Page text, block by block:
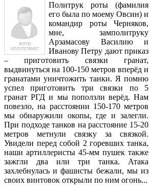
Политрук роты (фамилия
его была по моему Овсин) и
командир роты Черняков,
мне, замполитруку
Арзамасову Василию и
Иванову Петру дают приказ
– приготовить связки гранат,
выдвинуться на 100-150 метров вперёд и
гранатами уничтожить танки. Я помню
успел приготовить три связки по 5
гранат РГД и мы поползли верёд. Нам
повезло, на расстоянии 150-170 метров
мы обнаружили окопы, где и залегли.
При подходе танков на расстояние 15-20
метров метнули связку за связкой.
Увидели перед собой 2 горевших танка,
наши артиллеристы 45-мм пушек также
зажгли два или три танка. Атака
захлебнулась и фашисты бежали, мы из
своих винтовок открыли по ним огонь...